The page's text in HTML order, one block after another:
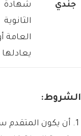
جندي
شهادة
الثانوية
العامة
يعادلها
الشروط:
أن يكون المتقدم